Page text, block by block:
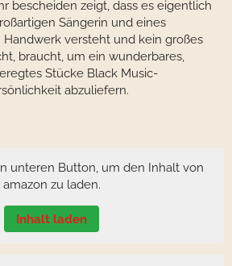
bescheiden zeigt, dass es eigentlich
Sängerin und eines
Handwerk versteht und kein großes
braucht, um ein wunderbares,
Stücke Black Music-
abzuliefern.
unteren Button, um den Inhalt von
amazon zu laden.
Inhalt laden